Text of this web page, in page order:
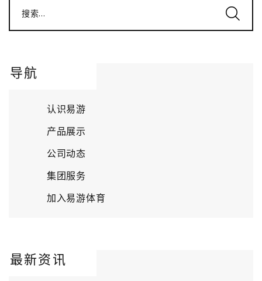
搜索...
导航
认识易游
产品展示
公司动态
集团服务
加入易游体育
最新资讯